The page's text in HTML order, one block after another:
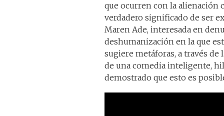
que ocurren con la alienación
verdadero significado de ser
Maren Ade, interesada en
deshumanización en la que
sugiere metáforas, a través de
de una comedia inteligente,
demostrado que esto es